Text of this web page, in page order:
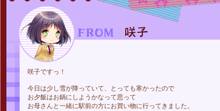
咲子ですっ！
今日は少し雪が降っていて、とっても寒かったので
お夕飯はお鍋にしようかなって思って
お母さんと一緒に駅前の方にお買い物に行ってきました。